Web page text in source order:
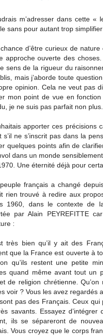
m’adresser dans cette
sans pour autant trop
chance d’être curieux de
approche ouverte des
sens de la rigueur du
mais j’aborde toute
opinion. Cela ne veut pas
mon point de vue en
je ne suis pas parfait non plus.
apporter ces précisions
s’il ne s’inscrit pas dans la
quelques points afin de
dans un monde
Une éternité déjà pour
français a changé
rien trouvé à redire aux
1960, dans le contexte de
par Alain PEYREFITTE
:
très bien qu’il y ait des
que la France est ouverte à
qu’ils restent une petite
quand même avant tout un
de religion chrétienne.
voir ? Vous les avez regardés
pas des Français. Ceux qui
savants. Essayez d’intégrer
ils se sépareront de
Vous croyez que le corps